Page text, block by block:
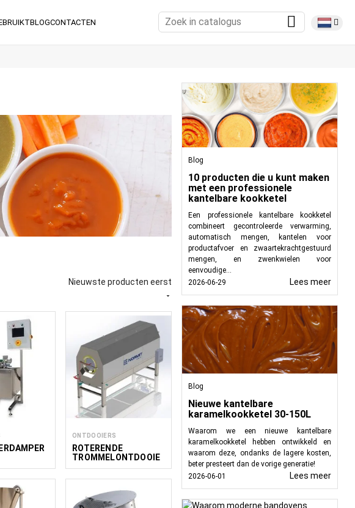
BLOGCONTACTEN
het koken, mengen, pasteuriseren en
ontworpen voor een efficiënte productie
voor kleine en middelgrote producenten,
Nieuwste producten eerst

ONTDOOIERS
ROTERENDE
TROMMELONTDOOIE
R 600 MM
Blog
10 producten die u kunt maken
met een professionele
kantelbare kookketel
Een professionele kantelbare kookketel
combineert gecontroleerde verwarming,
automatisch mengen, kantelen voor
productafvoer en zwaartekrachtgestuurd
mengen, en zwenkwielen voor
eenvoudige...
2026-06-29
Lees meer
Blog
Nieuwe kantelbare
karamelkookketel 30-150L
Waarom we een nieuwe kantelbare
karamelkookketel hebben ontwikkeld en
waarom deze, ondanks de lagere kosten,
beter presteert dan de vorige generatie!
2026-06-01
Lees meer